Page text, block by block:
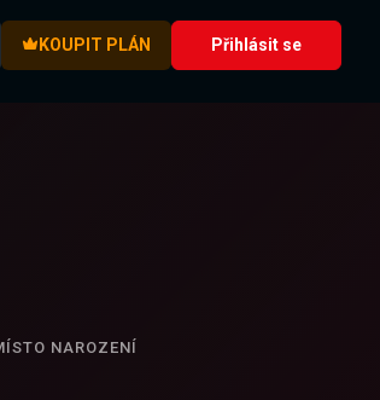
KOUPIT PLÁN Přihlásit se
NAROZENÍ